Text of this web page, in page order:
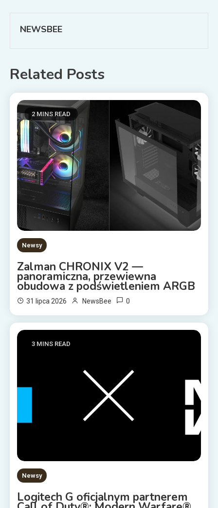
NEWSBEE
Related Posts
2 MINS READ
Newsy
Zalman CHRONIX V2 —
panoramiczna, przewiewna
obudowa z podświetleniem ARGB
31 lipca 2026 NewsBee 0
3 MINS READ
Newsy
Logitech G oficjalnym partnerem